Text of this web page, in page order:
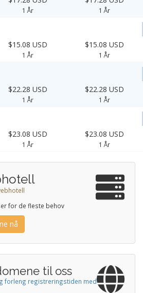
1 År 1 År
$15.08 USD
1 År
$15.08 USD
1 År
$22.28 USD
1 År
$22.28 USD
1 År
$23.08 USD
1 År
$23.08 USD
1 År
for de fleste behov
nå
til oss
forleng registreringstiden med